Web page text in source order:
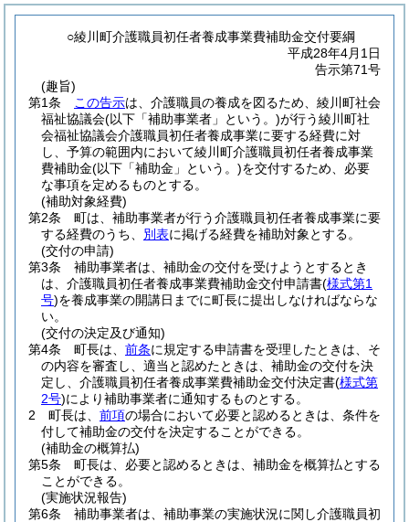
○綾川町介護職員初任者養成事業費補助金交付要綱
平成28年4月1日
告示第71号
(趣旨)
第1条
この告示は、介護職員の養成を図るため、綾川町社会
福祉協議会(以下「補助事業者」という。)が行う綾川町社
会福祉協議会介護職員初任者養成事業に要する経費に対
し、予算の範囲内において綾川町介護職員初任者養成事業
費補助金(以下「補助金」という。)を交付するため、必要
な事項を定めるものとする。
(補助対象経費)
第2条
町は、補助事業者が行う介護職員初任者養成事業に要
する経費のうち、 別表に掲げる経費を補助対象とする。
(交付の申請)
第3条
補助事業者は、補助金の交付を受けようとするとき
は、介護職員初任者養成事業費補助金交付申請書(様式第1
号)を養成事業の開講日までに町長に提出しなければならな
い。
(交付の決定及び通知)
第4条
町長は、 前条に規定する申請書を受理したときは、そ
の内容を審査し、適当と認めたときは、補助金の交付を決
定し、介護職員初任者養成事業費補助金交付決定書(様式第
2号)により補助事業者に通知するものとする。
2
町長は、 前項の場合において必要と認めるときは、条件を
付して補助金の交付を決定することができる。
(補助金の概算払)
第5条
町長は、必要と認めるときは、補助金を概算払とする
ことができる。
(実施状況報告)
第6条
補助事業者は、補助事業の実施状況に関し介護職員初